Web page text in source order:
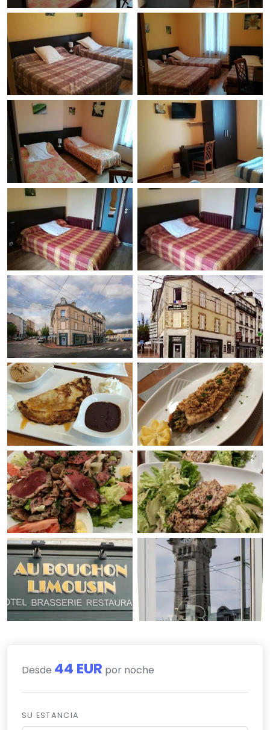
Desde 44 EUR por noche
SU ESTANCIA